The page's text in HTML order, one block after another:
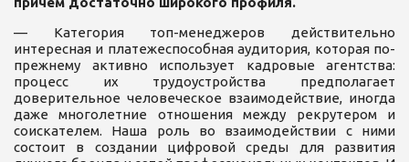
— Категория топ-менеджеров действительно
интересная и платежеспособная аудитория, которая по-
прежнему активно использует кадровые агентства:
процесс их трудоустройства предполагает
доверительное человеческое взаимодействие, иногда
даже многолетние отношения между рекрутером и
соискателем. Наша роль во взаимодействии с ними
состоит в создании цифровой среды для развития